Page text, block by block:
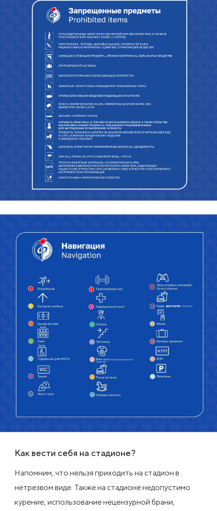
Как вести себя на стадионе?
Напомним, что нельзя приходить на стадион в
нетрезвом виде. Также на стадионе недопустимо
курение, использование нецензурной брани,